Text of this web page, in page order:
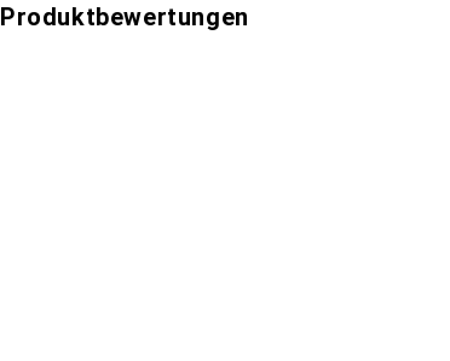
Produktbewertungen